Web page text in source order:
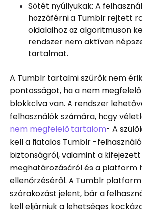
Sötét nyúllyukak: A
hozzáférni a Tumblr rejtett
oldalaihoz az algoritmuson
rendszer nem aktívan
tartalmat.
A Tumblr tartalmi szűrők nem
pontosságot, ha a nem
blokkolva van. A rendszer
felhasználók számára, hogy
nem megfelelő tartalom- A
kell a fiatalos Tumblr -
biztonságról, valamint a
meghatározásáról és a platform
ellenőrzéséről. A Tumblr
szórakozást jelent, bár a
kell eljárniuk a lehetséges